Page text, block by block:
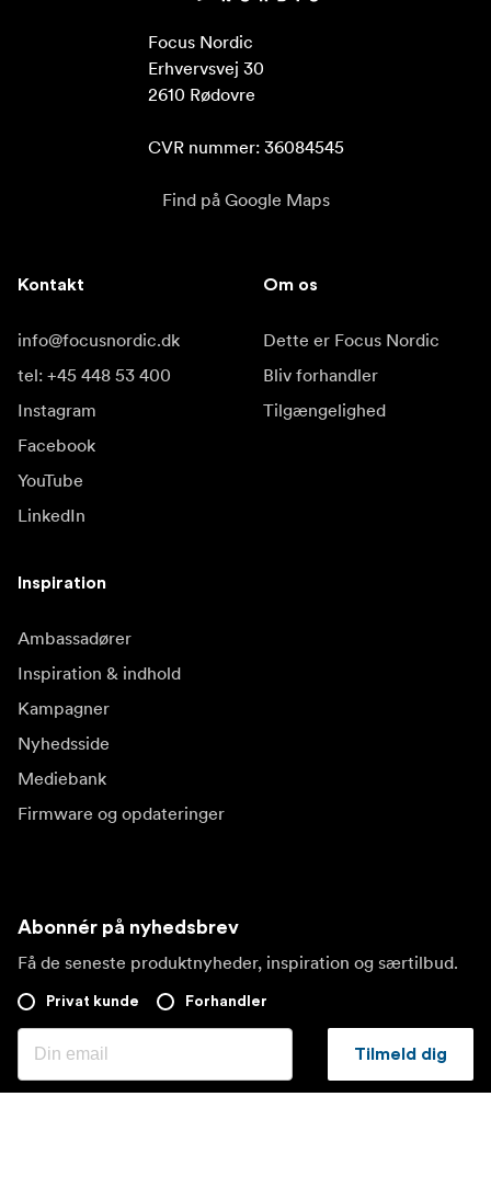
Focus Nordic
Erhvervsvej 30
2610 Rødovre
CVR nummer: 36084545
Find på Google Maps
Kontakt
info@focusnordic.dk
tel: +45 448 53 400
Instagram
Facebook
YouTube
LinkedIn
Om os
Dette er Focus Nordic
Bliv forhandler
Tilgængelighed
Inspiration
Ambassadører
Inspiration & indhold
Kampagner
Nyhedsside
Mediebank
Firmware og opdateringer
Abonnér på nyhedsbrev
Få de seneste produktnyheder, inspiration og særtilbud.
Privat kunde Forhandler
Tilmeld dig